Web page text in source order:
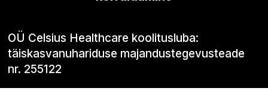
OÜ Celsius Healthcare koolitusluba:
täiskasvanuhariduse majandustegevusteade
nr. 255122